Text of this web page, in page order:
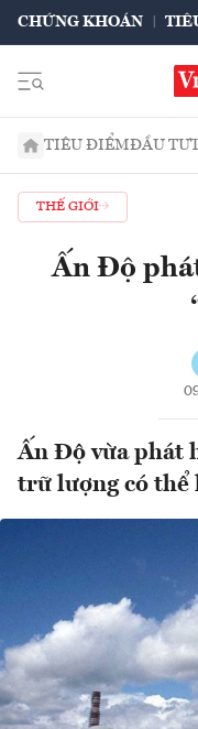
CHỨNG KHOÁN
TIÊU ĐIỂMĐẦU TƯ
THẾ GIỚI
Ấn Độ
Ấn Độ vừa phát
trữ lượng có thể